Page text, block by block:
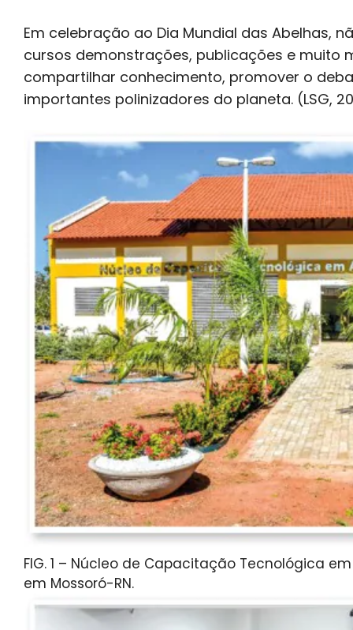
Em celebração ao Dia Mundial das Abelhas,
cursos demonstrações, publicações e muito
compartilhar conhecimento, promover o
importantes polinizadores do planeta. (LSG,
FIG. 1 – Núcleo de Capacitação Tecnológica
em Mossoró-RN.